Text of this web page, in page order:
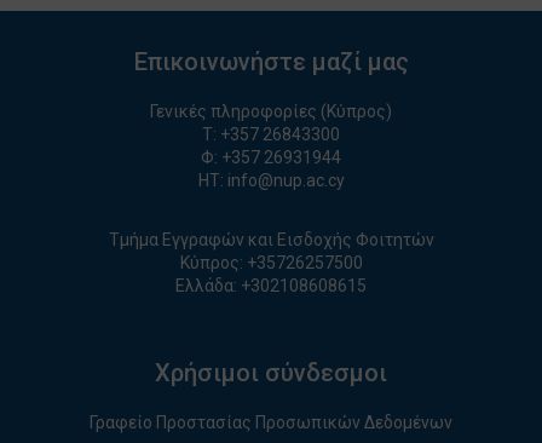
Επικοινωνήστε μαζί μας
Γενικές πληροφορίες (Κύπρος)
T: +357 26843300
Φ: +357 26931944
ΗΤ: info@nup.ac.cy
Τμήμα Εγγραφών και Εισδοχής Φοιτητών
Κύπρος: +35726257500
Ελλάδα: +30210860861 5
Χρήσιμοι σύνδεσμοι
Γραφείο Προστασίας Προσωπικών Δεδομένων